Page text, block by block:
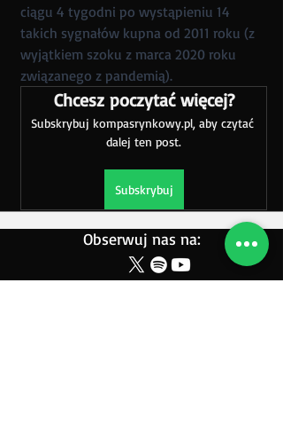
ciągu 4 tygodni po wystąpieniu 14
takich sygnałów kupna od 2011 roku (z
wyjątkiem szoku z marca 2020 roku
związanego z pandemią).
Chcesz poczytać więcej?
Subskrybuj kompasrynkowy.pl, aby czytać
dalej ten post.
Subskrybuj
Obserwuj nas na: